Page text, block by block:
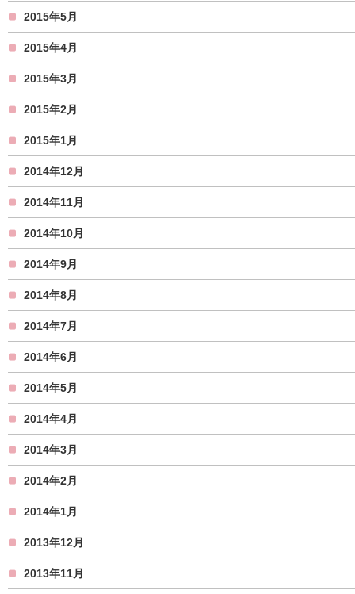
2015年5月
2015年4月
2015年3月
2015年2月
2015年1月
2014年12月
2014年11月
2014年10月
2014年9月
2014年8月
2014年7月
2014年6月
2014年5月
2014年4月
2014年3月
2014年2月
2014年1月
2013年12月
2013年11月